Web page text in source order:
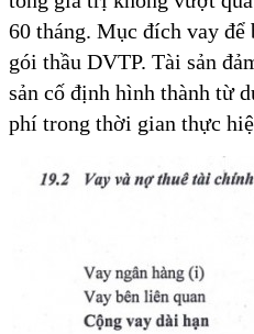
60 tháng. Mục đích vay để
gói thầu DVTP. Tài sản
sản cố định hình thành từ
phí trong thời gian thực